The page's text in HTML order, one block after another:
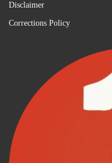
Disclaimer
Corrections Policy